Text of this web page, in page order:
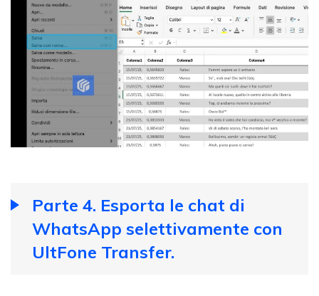
Parte 4. Esporta le chat di
WhatsApp selettivamente con
UltFone Transfer.